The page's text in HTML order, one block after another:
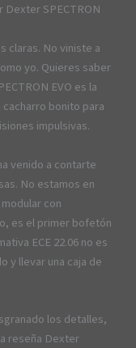
SPECTRON
claras. No viniste a
yo. Quieres saber
EVO es la
bonito para
impulsivas.
venido a contarte
No estamos en
con
es el primer bofetón
ECE 22.06 no es
y llevar una caja de
los detalles,
reseña Dexter